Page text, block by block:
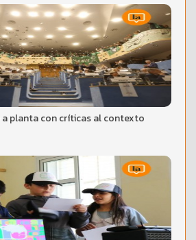
a planta con críticas al contexto